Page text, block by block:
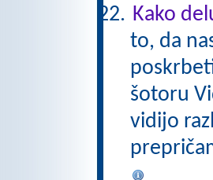
Kako
to, da
šotoru
vidijo